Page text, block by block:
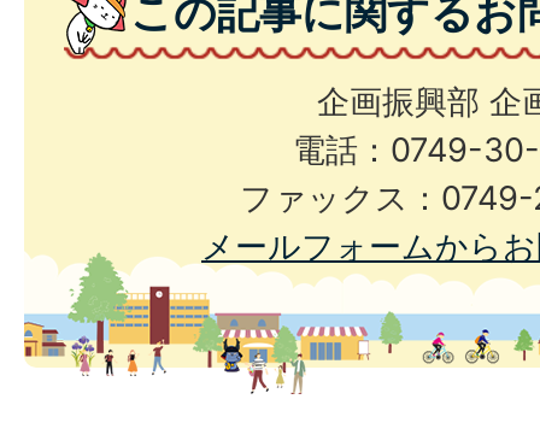
この記事に関するお
企画振興部 企
電話：0749-
ファックス：
メールフォームから